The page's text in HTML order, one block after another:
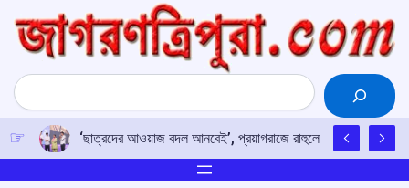
content
Search
‘ছাত্রদের আওয়াজ বদল আনবেই’, প্রয়াগরাজে রাহুলের হুঙ্কার